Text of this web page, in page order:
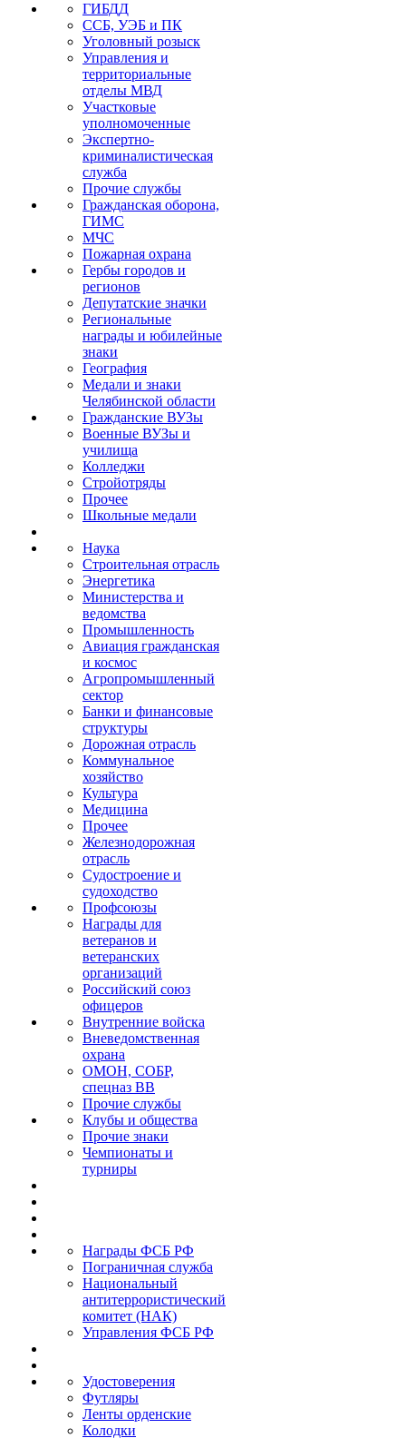
ГИБДД
ССБ, УЭБ и ПК
Уголовный розыск
Управления и
территориальные
отделы МВД
Участковые
уполномоченные
Экспертно-
криминалистическая
служба
Прочие службы
Гражданская оборона,
ГИМС
МЧС
Пожарная охрана
Гербы городов и
регионов
Депутатские значки
Региональные
награды и юбилейные
знаки
География
Медали и знаки
Челябинской области
Гражданские ВУЗы
Военные ВУЗы и
училища
Колледжи
Стройотряды
Прочее
Школьные медали
Наука
Строительная отрасль
Энергетика
Министерства и
ведомства
Промышленность
Авиация гражданская
и космос
Агропромышленный
сектор
Банки и финансовые
структуры
Дорожная отрасль
Коммунальное
хозяйство
Культура
Медицина
Прочее
Железнодорожная
отрасль
Судостроение и
судоходство
Профсоюзы
Награды для
ветеранов и
ветеранских
организаций
Российский союз
офицеров
Внутренние войска
Вневедомственная
охрана
ОМОН, СОБР,
спецназ ВВ
Прочие службы
Клубы и общества
Прочие знаки
Чемпионаты и
турниры
Награды ФСБ РФ
Пограничная служба
Национальный
антитеррористический
комитет (НАК)
Управления ФСБ РФ
Удостоверения
Футляры
Ленты орденские
Колодки